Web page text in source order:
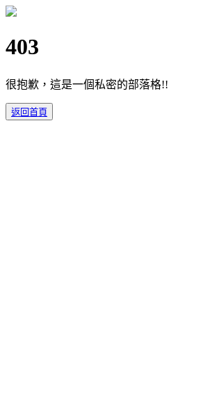
403
很抱歉，這是一個私密的部落格!!
返回首頁